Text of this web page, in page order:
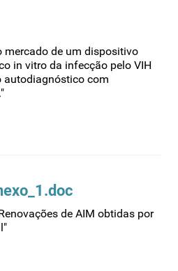
mercado de um dispositivo
in vitro da infecção pelo VIH
autodiagnóstico com
de AIM obtidas por